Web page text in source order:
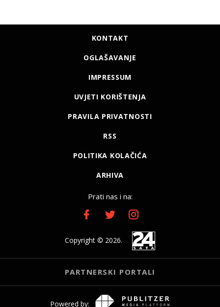
KONTAKT
OGLAŠAVANJE
IMPRESSUM
UVJETI KORIŠTENJA
PRAVILA PRIVATNOSTI
RSS
POLITIKA KOLAČIĆA
ARHIVA
Prati nas i na:
Copyright © 2026.
PARTNERSKI PORTALI
Powered by: